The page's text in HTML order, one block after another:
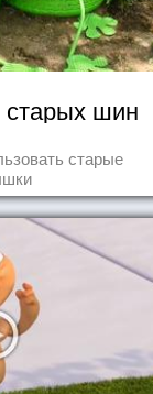
старых шин
старые